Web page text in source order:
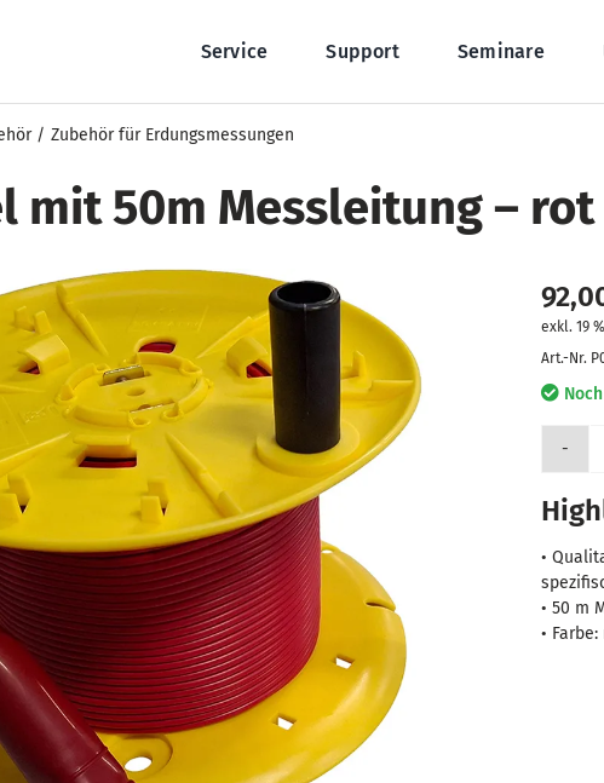
Service Support Seminare
Zubehör für Erdungsmessungen
mit 50m Messleitung – rot
exkl. 19
Art.-Nr.
•
• 50 m
•